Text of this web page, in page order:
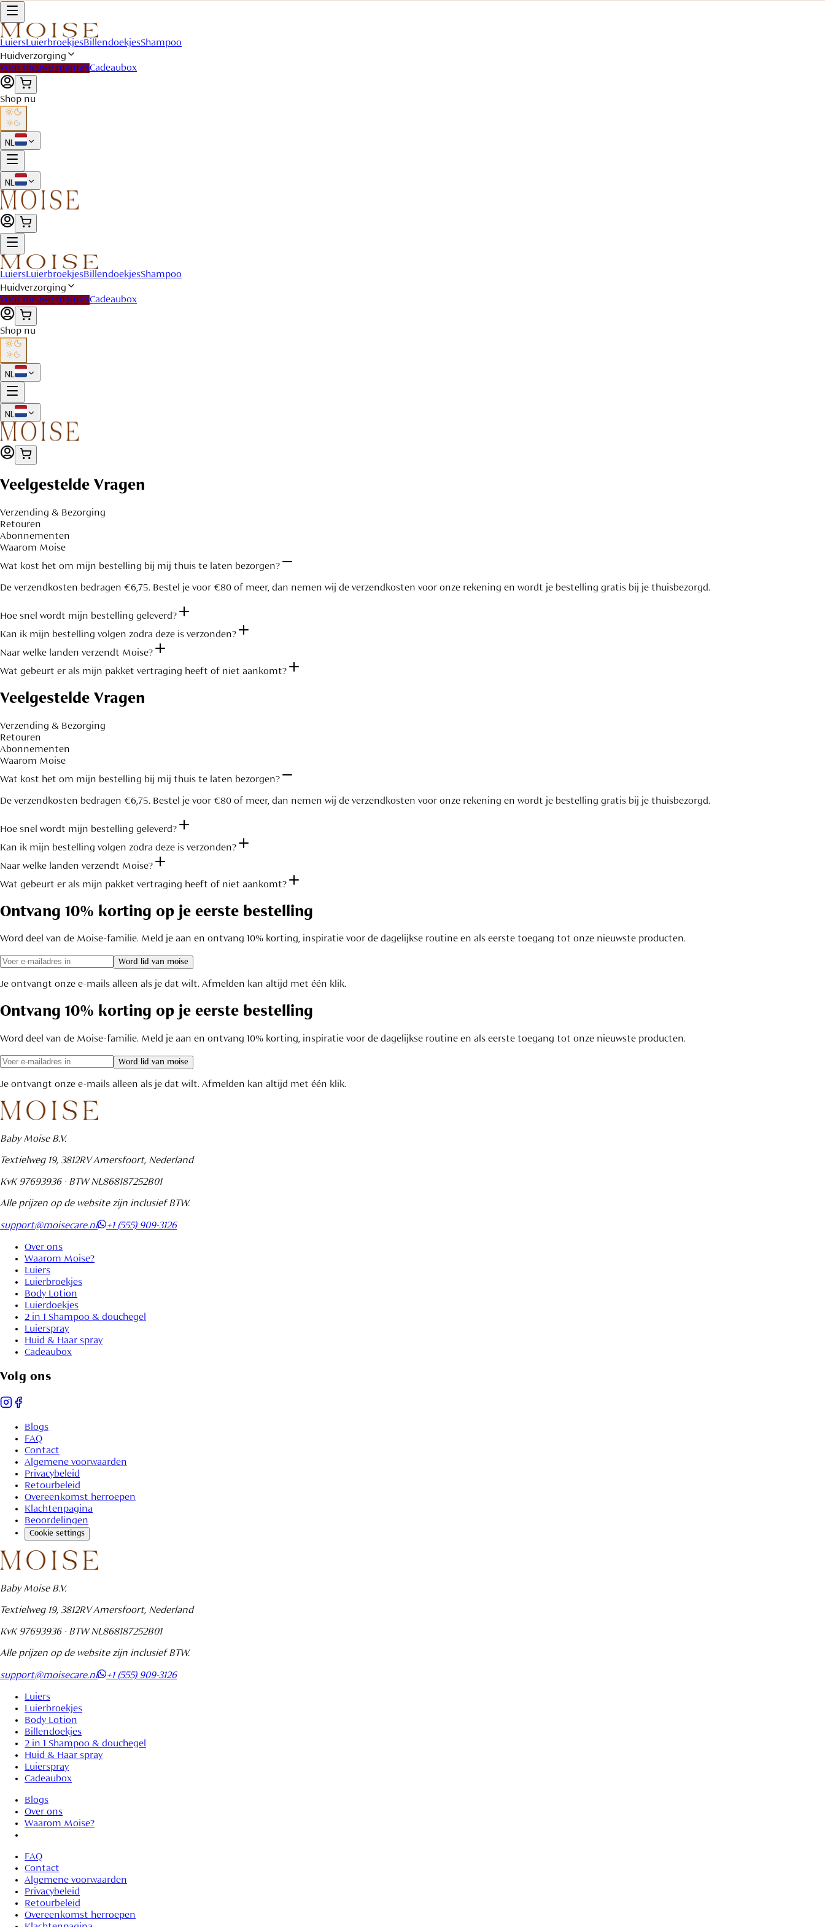
LuiersLuierbroekjesBillendoekjesShampoo
Huidverzorging
Voor nieuwe mama'sCadeaubox
Shop nu
NL
NL
LuiersLuierbroekjesBillendoekjesShampoo
Huidverzorging
Voor nieuwe mama'sCadeaubox
Shop nu
NL
NL
Veelgestelde Vragen
Verzending & Bezorging
Retouren
Abonnementen
Waarom Moise
Wat kost het om mijn bestelling bij mij thuis te laten bezorgen?
De verzendkosten bedragen €6,75. Bestel je voor €80 of meer, dan nemen wij de verzendkosten voor onze rekening en wordt je bestelling gratis bij je thuisbezorgd.
Hoe snel wordt mijn bestelling geleverd?
Kan ik mijn bestelling volgen zodra deze is verzonden?
Naar welke landen verzendt Moise?
Wat gebeurt er als mijn pakket vertraging heeft of niet aankomt?
Veelgestelde Vragen
Verzending & Bezorging
Retouren
Abonnementen
Waarom Moise
Wat kost het om mijn bestelling bij mij thuis te laten bezorgen?
De verzendkosten bedragen €6,75. Bestel je voor €80 of meer, dan nemen wij de verzendkosten voor onze rekening en wordt je bestelling gratis bij je thuisbezorgd.
Hoe snel wordt mijn bestelling geleverd?
Kan ik mijn bestelling volgen zodra deze is verzonden?
Naar welke landen verzendt Moise?
Wat gebeurt er als mijn pakket vertraging heeft of niet aankomt?
Ontvang 10% korting op je eerste bestelling
Word deel van de Moise-familie. Meld je aan en ontvang 10% korting, inspiratie voor de dagelijkse routine en als eerste toegang tot onze nieuwste producten.
word lid van moise
Je ontvangt onze e-mails alleen als je dat wilt. Afmelden kan altijd met één klik.
Ontvang 10% korting op je eerste bestelling
Word deel van de Moise-familie. Meld je aan en ontvang 10% korting, inspiratie voor de dagelijkse routine en als eerste toegang tot onze nieuwste producten.
word lid van moise
Je ontvangt onze e-mails alleen als je dat wilt. Afmelden kan altijd met één klik.
Baby Moise B.V.
Textielweg 19, 3812RV Amersfoort, Nederland
KvK 97693936 · BTW NL868187252B01
Alle prijzen op de website zijn inclusief BTW.
support@moisecare.nl +1 (555) 909-3126
Over ons
Waarom Moise?
Luiers
Luierbroekjes
Body Lotion
Luierdoekjes
2 in 1 Shampoo & douchegel
Luierspray
Huid & Haar spray
Cadeaubox
Volg ons
Blogs
FAQ
Contact
Algemene voorwaarden
Privacybeleid
Retourbeleid
Overeenkomst herroepen
Klachtenpagina
Beoordelingen
cookie settings
Baby Moise B.V.
Textielweg 19, 3812RV Amersfoort, Nederland
KvK 97693936 · BTW NL868187252B01
Alle prijzen op de website zijn inclusief BTW.
support@moisecare.nl +1 (555) 909-3126
Luiers
Luierbroekjes
Body Lotion
Billendoekjes
2 in 1 Shampoo & douchegel
Huid & Haar spray
Luierspray
Cadeaubox
Blogs
Over ons
Waarom Moise?
FAQ
Contact
Algemene voorwaarden
Privacybeleid
Retourbeleid
Overeenkomst herroepen